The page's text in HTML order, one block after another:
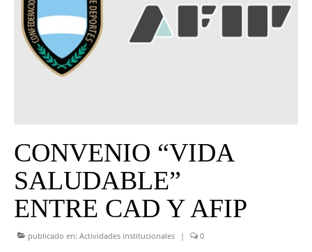
UNIVERSO CAD
NOTICIAS
CAD MEDIA
CONVENIO “VIDA
SALUDABLE”
ENTRE CAD Y AFIP
publicado en: Actividades institucionales | 0